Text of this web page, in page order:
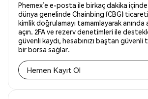
Phemex’e e-posta ile birkaç dakika
dünya genelinde Chainbing (CBG)
kimlik doğrulamayı tamamlayarak anında
açın. 2FA ve rezerv denetimleri ile
güvenli kaydı, hesabınızı baştan
bir borsa sağlar.
Hemen Kayıt Ol